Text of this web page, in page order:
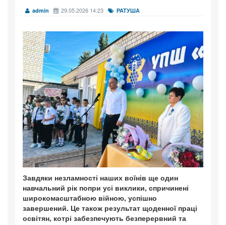
admin 29.05.2026 14:23 РАТУША
Завдяки незламності наших воїнів ще один
навчальний рік попри усі виклики, спричинені
широкомасштабною війною, успішно
завершений. Це також результат щоденної праці
освітян, котрі забезпечують безперервний та